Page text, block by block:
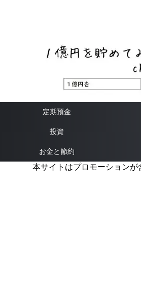
定期預金
投資
お金と節約
本サイトはプロモーションが